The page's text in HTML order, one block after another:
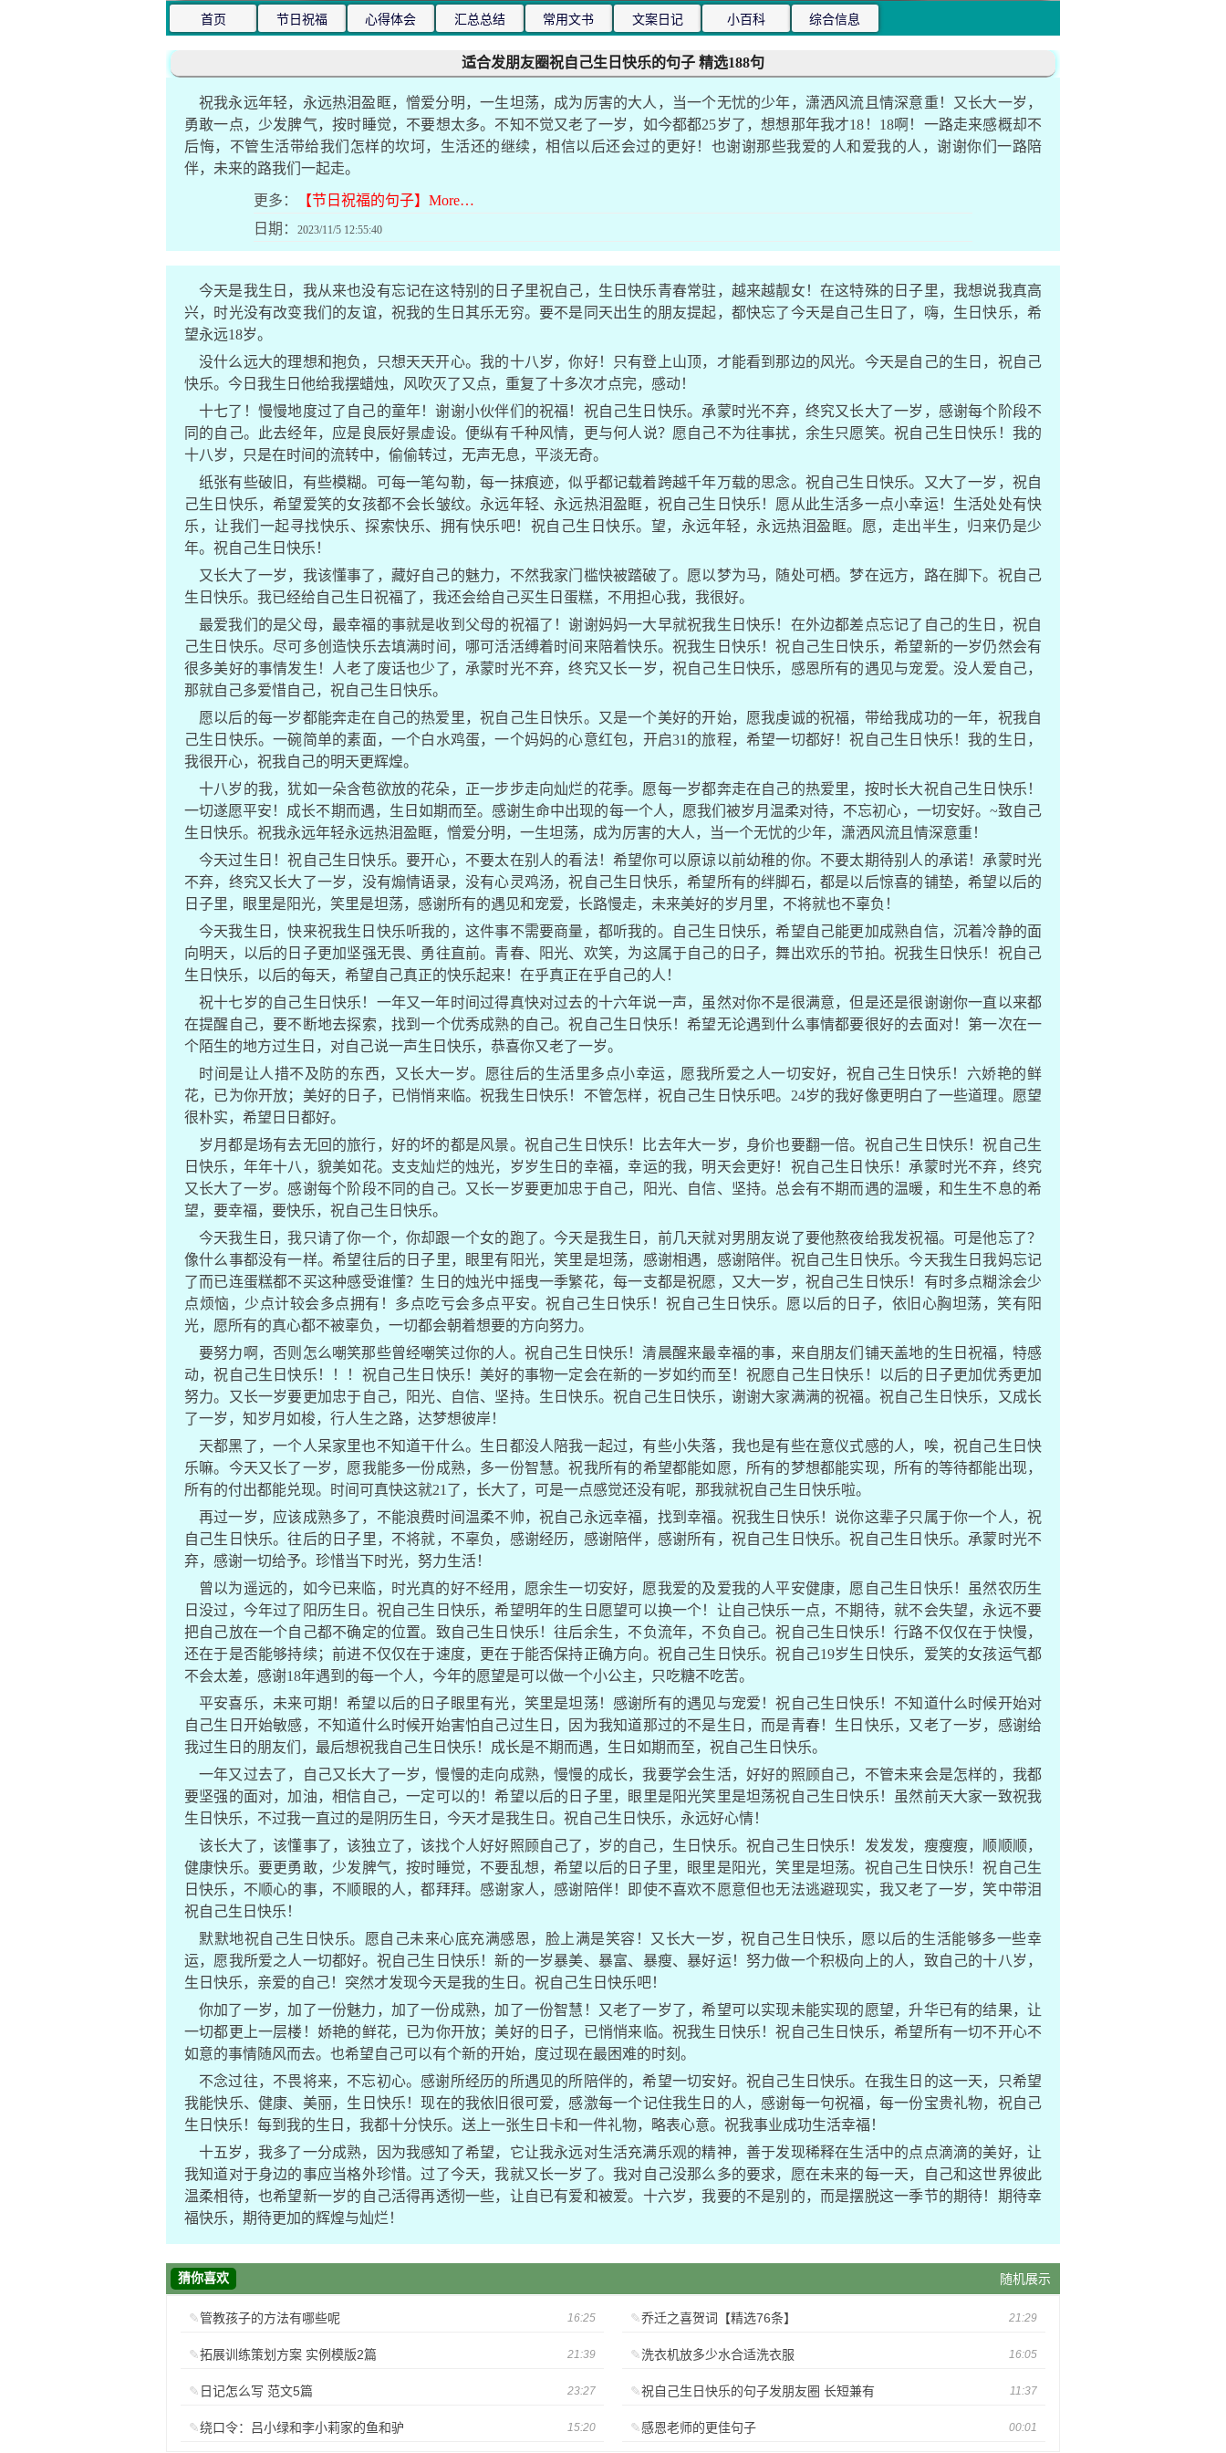
首页 节日祝福 心得体会 汇总总结 常用文书 文案日记 小百科 综合信息
适合发朋友圈祝自己生日快乐的句子 精选188句
祝我永远年轻，永远热泪盈眶，憎爱分明，一生坦荡，成为厉害的大人，当一个无忧的少年，潇洒风流且情深意重！又长大一岁，
勇敢一点，少发脾气，按时睡觉，不要想太多。不知不觉又老了一岁，如今都都25岁了，想想那年我才18！18啊！一路走来感概却不
后悔，不管生活带给我们怎样的坎坷，生活还的继续，相信以后还会过的更好！也谢谢那些我爱的人和爱我的人，谢谢你们一路陪
伴，未来的路我们一起走。
更多：
【节日祝福的句子】More…
日期：2023/11/5 12:55:40
今天是我生日，我从来也没有忘记在这特别的日子里祝自己，生日快乐青春常驻，越来越靓女！在这特殊的日子里，我想说我真高
兴，时光没有改变我们的友谊，祝我的生日其乐无穷。要不是同天出生的朋友提起，都快忘了今天是自己生日了，嗨，生日快乐，希
望永远18岁。
没什么远大的理想和抱负，只想天天开心。我的十八岁，你好！只有登上山顶，才能看到那边的风光。今天是自己的生日，祝自己
快乐。今日我生日他给我摆蜡烛，风吹灭了又点，重复了十多次才点完，感动！
十七了！慢慢地度过了自己的童年！谢谢小伙伴们的祝福！祝自己生日快乐。承蒙时光不弃，终究又长大了一岁，感谢每个阶段不
同的自己。此去经年，应是良辰好景虚设。便纵有千种风情，更与何人说？愿自己不为往事扰，余生只愿笑。祝自己生日快乐！我的
十八岁，只是在时间的流转中，偷偷转过，无声无息，平淡无奇。
纸张有些破旧，有些模糊。可每一笔勾勒，每一抹痕迹，似乎都记载着跨越千年万载的思念。祝自己生日快乐。又大了一岁，祝自
己生日快乐，希望爱笑的女孩都不会长皱纹。永远年轻、永远热泪盈眶，祝自己生日快乐！愿从此生活多一点小幸运！生活处处有快
乐，让我们一起寻找快乐、探索快乐、拥有快乐吧！祝自己生日快乐。望，永远年轻，永远热泪盈眶。愿，走出半生，归来仍是少
年。祝自己生日快乐！
又长大了一岁，我该懂事了，藏好自己的魅力，不然我家门槛快被踏破了。愿以梦为马，随处可栖。梦在远方，路在脚下。祝自己
生日快乐。我已经给自己生日祝福了，我还会给自己买生日蛋糕，不用担心我，我很好。
最爱我们的是父母，最幸福的事就是收到父母的祝福了！谢谢妈妈一大早就祝我生日快乐！在外边都差点忘记了自己的生日，祝自
己生日快乐。尽可多创造快乐去填满时间，哪可活活缚着时间来陪着快乐。祝我生日快乐！祝自己生日快乐，希望新的一岁仍然会有
很多美好的事情发生！人老了废话也少了，承蒙时光不弃，终究又长一岁，祝自己生日快乐，感恩所有的遇见与宠爱。没人爱自己，
那就自己多爱惜自己，祝自己生日快乐。
愿以后的每一岁都能奔走在自己的热爱里，祝自己生日快乐。又是一个美好的开始，愿我虔诚的祝福，带给我成功的一年，祝我自
己生日快乐。一碗简单的素面，一个白水鸡蛋，一个妈妈的心意红包，开启31的旅程，希望一切都好！祝自己生日快乐！我的生日，
我很开心，祝我自己的明天更辉煌。
十八岁的我，犹如一朵含苞欲放的花朵，正一步步走向灿烂的花季。愿每一岁都奔走在自己的热爱里，按时长大祝自己生日快乐！
一切遂愿平安！成长不期而遇，生日如期而至。感谢生命中出现的每一个人，愿我们被岁月温柔对待，不忘初心，一切安好。~致自己
生日快乐。祝我永远年轻永远热泪盈眶，憎爱分明，一生坦荡，成为厉害的大人，当一个无忧的少年，潇洒风流且情深意重！
今天过生日！祝自己生日快乐。要开心，不要太在别人的看法！希望你可以原谅以前幼稚的你。不要太期待别人的承诺！承蒙时光
不弃，终究又长大了一岁，没有煽情语录，没有心灵鸡汤，祝自己生日快乐，希望所有的绊脚石，都是以后惊喜的铺垫，希望以后的
日子里，眼里是阳光，笑里是坦荡，感谢所有的遇见和宠爱，长路慢走，未来美好的岁月里，不将就也不辜负！
今天我生日，快来祝我生日快乐听我的，这件事不需要商量，都听我的。自己生日快乐，希望自己能更加成熟自信，沉着冷静的面
向明天，以后的日子更加坚强无畏、勇往直前。青春、阳光、欢笑，为这属于自己的日子，舞出欢乐的节拍。祝我生日快乐！祝自己
生日快乐，以后的每天，希望自己真正的快乐起来！在乎真正在乎自己的人！
祝十七岁的自己生日快乐！一年又一年时间过得真快对过去的十六年说一声，虽然对你不是很满意，但是还是很谢谢你一直以来都
在提醒自己，要不断地去探索，找到一个优秀成熟的自己。祝自己生日快乐！希望无论遇到什么事情都要很好的去面对！第一次在一
个陌生的地方过生日，对自己说一声生日快乐，恭喜你又老了一岁。
时间是让人措不及防的东西，又长大一岁。愿往后的生活里多点小幸运，愿我所爱之人一切安好，祝自己生日快乐！六娇艳的鲜
花，已为你开放；美好的日子，已悄悄来临。祝我生日快乐！不管怎样，祝自己生日快乐吧。24岁的我好像更明白了一些道理。愿望
很朴实，希望日日都好。
岁月都是场有去无回的旅行，好的坏的都是风景。祝自己生日快乐！比去年大一岁，身价也要翻一倍。祝自己生日快乐！祝自己生
日快乐，年年十八，貌美如花。支支灿烂的烛光，岁岁生日的幸福，幸运的我，明天会更好！祝自己生日快乐！承蒙时光不弃，终究
又长大了一岁。感谢每个阶段不同的自己。又长一岁要更加忠于自己，阳光、自信、坚持。总会有不期而遇的温暖，和生生不息的希
望，要幸福，要快乐，祝自己生日快乐。
今天我生日，我只请了你一个，你却跟一个女的跑了。今天是我生日，前几天就对男朋友说了要他熬夜给我发祝福。可是他忘了？
像什么事都没有一样。希望往后的日子里，眼里有阳光，笑里是坦荡，感谢相遇，感谢陪伴。祝自己生日快乐。今天我生日我妈忘记
了而已连蛋糕都不买这种感受谁懂？生日的烛光中摇曳一季繁花，每一支都是祝愿，又大一岁，祝自己生日快乐！有时多点糊涂会少
点烦恼，少点计较会多点拥有！多点吃亏会多点平安。祝自己生日快乐！祝自己生日快乐。愿以后的日子，依旧心胸坦荡，笑有阳
光，愿所有的真心都不被辜负，一切都会朝着想要的方向努力。
要努力啊，否则怎么嘲笑那些曾经嘲笑过你的人。祝自己生日快乐！清晨醒来最幸福的事，来自朋友们铺天盖地的生日祝福，特感
动，祝自己生日快乐！！！祝自己生日快乐！美好的事物一定会在新的一岁如约而至！祝愿自己生日快乐！以后的日子更加优秀更加
努力。又长一岁要更加忠于自己，阳光、自信、坚持。生日快乐。祝自己生日快乐，谢谢大家满满的祝福。祝自己生日快乐，又成长
了一岁，知岁月如梭，行人生之路，达梦想彼岸！
天都黑了，一个人呆家里也不知道干什么。生日都没人陪我一起过，有些小失落，我也是有些在意仪式感的人，唉，祝自己生日快
乐嘛。今天又长了一岁，愿我能多一份成熟，多一份智慧。祝我所有的希望都能如愿，所有的梦想都能实现，所有的等待都能出现，
所有的付出都能兑现。时间可真快这就21了，长大了，可是一点感觉还没有呢，那我就祝自己生日快乐啦。
再过一岁，应该成熟多了，不能浪费时间温柔不帅，祝自己永远幸福，找到幸福。祝我生日快乐！说你这辈子只属于你一个人，祝
自己生日快乐。往后的日子里，不将就，不辜负，感谢经历，感谢陪伴，感谢所有，祝自己生日快乐。祝自己生日快乐。承蒙时光不
弃，感谢一切给予。珍惜当下时光，努力生活！
曾以为遥远的，如今已来临，时光真的好不经用，愿余生一切安好，愿我爱的及爱我的人平安健康，愿自己生日快乐！虽然农历生
日没过，今年过了阳历生日。祝自己生日快乐，希望明年的生日愿望可以换一个！让自己快乐一点，不期待，就不会失望，永远不要
把自己放在一个自己都不确定的位置。致自己生日快乐！往后余生，不负流年，不负自己。祝自己生日快乐！行路不仅仅在于快慢，
还在于是否能够持续；前进不仅仅在于速度，更在于能否保持正确方向。祝自己生日快乐。祝自己19岁生日快乐，爱笑的女孩运气都
不会太差，感谢18年遇到的每一个人，今年的愿望是可以做一个小公主，只吃糖不吃苦。
平安喜乐，未来可期！希望以后的日子眼里有光，笑里是坦荡！感谢所有的遇见与宠爱！祝自己生日快乐！不知道什么时候开始对
自己生日开始敏感，不知道什么时候开始害怕自己过生日，因为我知道那过的不是生日，而是青春！生日快乐，又老了一岁，感谢给
我过生日的朋友们，最后想祝我自己生日快乐！成长是不期而遇，生日如期而至，祝自己生日快乐。
一年又过去了，自己又长大了一岁，慢慢的走向成熟，慢慢的成长，我要学会生活，好好的照顾自己，不管未来会是怎样的，我都
要坚强的面对，加油，相信自己，一定可以的！希望以后的日子里，眼里是阳光笑里是坦荡祝自己生日快乐！虽然前天大家一致祝我
生日快乐，不过我一直过的是阴历生日，今天才是我生日。祝自己生日快乐，永远好心情！
该长大了，该懂事了，该独立了，该找个人好好照顾自己了，岁的自己，生日快乐。祝自己生日快乐！发发发，瘦瘦瘦，顺顺顺，
健康快乐。要更勇敢，少发脾气，按时睡觉，不要乱想，希望以后的日子里，眼里是阳光，笑里是坦荡。祝自己生日快乐！祝自己生
日快乐，不顺心的事，不顺眼的人，都拜拜。感谢家人，感谢陪伴！即使不喜欢不愿意但也无法逃避现实，我又老了一岁，笑中带泪
祝自己生日快乐！
默默地祝自己生日快乐。愿自己未来心底充满感恩，脸上满是笑容！又长大一岁，祝自己生日快乐，愿以后的生活能够多一些幸
运，愿我所爱之人一切都好。祝自己生日快乐！新的一岁暴美、暴富、暴瘦、暴好运！努力做一个积极向上的人，致自己的十八岁，
生日快乐，亲爱的自己！突然才发现今天是我的生日。祝自己生日快乐吧！
你加了一岁，加了一份魅力，加了一份成熟，加了一份智慧！又老了一岁了，希望可以实现未能实现的愿望，升华已有的结果，让
一切都更上一层楼！娇艳的鲜花，已为你开放；美好的日子，已悄悄来临。祝我生日快乐！祝自己生日快乐，希望所有一切不开心不
如意的事情随风而去。也希望自己可以有个新的开始，度过现在最困难的时刻。
不念过往，不畏将来，不忘初心。感谢所经历的所遇见的所陪伴的，希望一切安好。祝自己生日快乐。在我生日的这一天，只希望
我能快乐、健康、美丽，生日快乐！现在的我依旧很可爱，感激每一个记住我生日的人，感谢每一句祝福，每一份宝贵礼物，祝自己
生日快乐！每到我的生日，我都十分快乐。送上一张生日卡和一件礼物，略表心意。祝我事业成功生活幸福！
十五岁，我多了一分成熟，因为我感知了希望，它让我永远对生活充满乐观的精神，善于发现稀释在生活中的点点滴滴的美好，让
我知道对于身边的事应当格外珍惜。过了今天，我就又长一岁了。我对自己没那么多的要求，愿在未来的每一天，自己和这世界彼此
温柔相待，也希望新一岁的自己活得再透彻一些，让自已有爱和被爱。十六岁，我要的不是别的，而是摆脱这一季节的期待！期待幸
福快乐，期待更加的辉煌与灿烂！
随机展示
猜你喜欢
16:25
管教孩子的方法有哪些呢 21:29
乔迁之喜贺词【精选76条】
21:39
拓展训练策划方案 实例模版2篇 16:05
洗衣机放多少水合适洗衣服
23:27
日记怎么写 范文5篇 11:37
祝自己生日快乐的句子发朋友圈 长短兼有
15:20
绕口令：吕小绿和李小莉家的鱼和驴 00:01
感恩老师的更佳句子